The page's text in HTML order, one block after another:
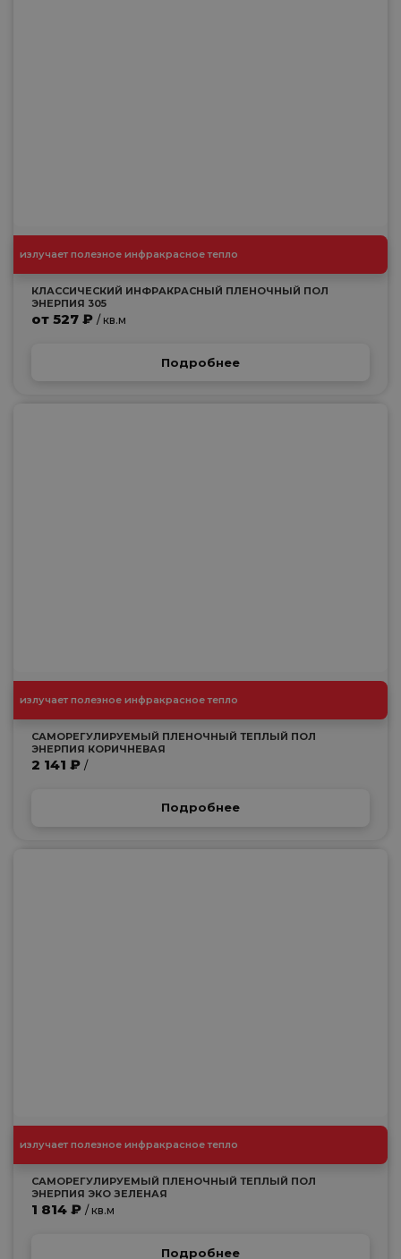
излучает полезное инфракрасное тепло
КЛАССИЧЕСКИЙ ИНФРАКРАСНЫЙ ПЛЕНОЧНЫЙ ПОЛ
ЭНЕРПИЯ 305
от 527 ₽ / кв.м
Подробнее
излучает полезное инфракрасное тепло
САМОРЕГУЛИРУЕМЫЙ ПЛЕНОЧНЫЙ ТЕПЛЫЙ ПОЛ
ЭНЕРПИЯ КОРИЧНЕВАЯ
2 141 ₽ /
Подробнее
излучает полезное инфракрасное тепло
САМОРЕГУЛИРУЕМЫЙ ПЛЕНОЧНЫЙ ТЕПЛЫЙ ПОЛ
ЭНЕРПИЯ ЭКО ЗЕЛЕНАЯ
1 814 ₽ / кв.м
Подробнее